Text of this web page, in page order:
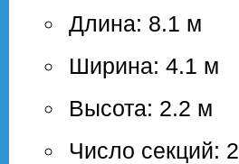
Длина: 8.1 м
Ширина: 4.1 м
Высота: 2.2 м
Число секций: 2